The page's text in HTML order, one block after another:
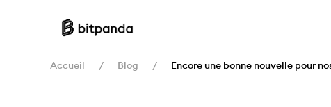
Accueil Blog Encore une bonne nouvelle pour